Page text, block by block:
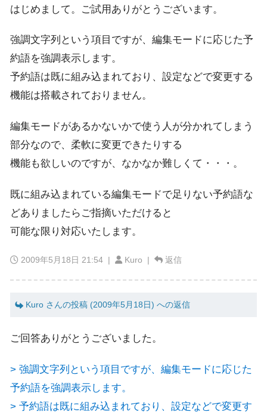
はじめまして。ご試用ありがとうございます。
強調文字列という項目ですが、編集モードに応じた予
約語を強調表示します。
予約語は既に組み込まれており、設定などで変更する
機能は搭載されておりません。
編集モードがあるかないかで使う人が分かれてしまう
部分なので、柔軟に変更できたりする
機能も欲しいのですが、なかなか難しくて・・・。
既に組み込まれている編集モードで足りない予約語な
どありましたらご指摘いただけると
可能な限り対応いたします。
2009年5月18日 21:54 | Kuro | 返信
Kuro さんの投稿 (2009年5月18日) への返信
ご回答ありがとうございました。
> 強調文字列という項目ですが、編集モードに応じた
予約語を強調表示します。
> 予約語は既に組み込まれており、設定などで変更す